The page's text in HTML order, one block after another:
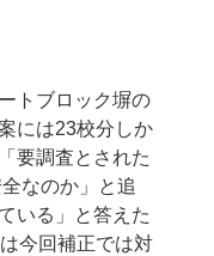
トブロック塀の
には23校分しか
要調査とされた
なのか」と追
いる」と答えた
今回補正では対